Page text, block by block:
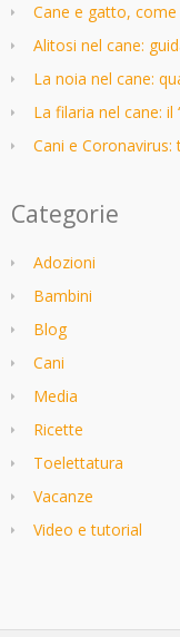
Cane e gatto,
Alitosi nel cane:
La noia nel cane:
La filaria nel cane: il
Cani e Coronavirus:
Categorie
Adozioni
Bambini
Blog
Cani
Media
Ricette
Toelettatura
Vacanze
Video e tutorial